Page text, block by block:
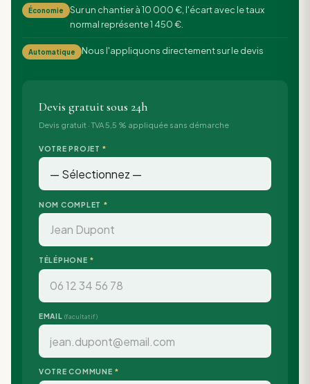
Économie
Sur un chantier à 10 000 €, l'écart avec le taux
normal représente 1 450 €.
Automatique Nous l'appliquons directement sur le devis
Devis gratuit sous 24h
Devis gratuit · TVA 5,5 % appliquée sans démarche
VOTRE PROJET *
NOM COMPLET *
TÉLÉPHONE *
EMAIL(facultatif)
VOTRE COMMUNE *